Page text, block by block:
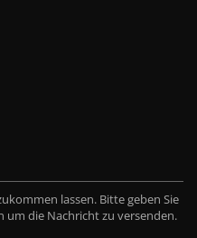
lassen. Bitte geben Sie
um die Nachricht zu versenden.